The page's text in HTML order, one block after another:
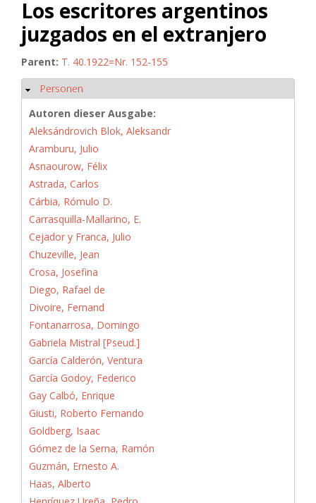
Los escritores argentinos
juzgados en el extranjero
Parent: T. 40.1922=Nr. 152-155
Hide
Personen
Autoren dieser Ausgabe:
Aleksándrovich Blok, Aleksandr
Aramburu, Julio
Asnaourow, Félix
Astrada, Carlos
Cárbia, Rómulo D.
Carrasquilla-Mallarino, E.
Cejador y Franca, Julio
Chuzeville, Jean
Crosa, Josefina
Diego, Rafael de
Divoire, Fernand
Fontanarrosa, Domingo
Gabriela Mistral [Pseud.]
García Calderón, Ventura
García Godoy, Federico
Gay Calbó, Enrique
Giusti, Roberto Fernando
Goldberg, Isaac
Gómez de la Serna, Ramón
Guzmán, Ernesto A.
Haas, Alberto